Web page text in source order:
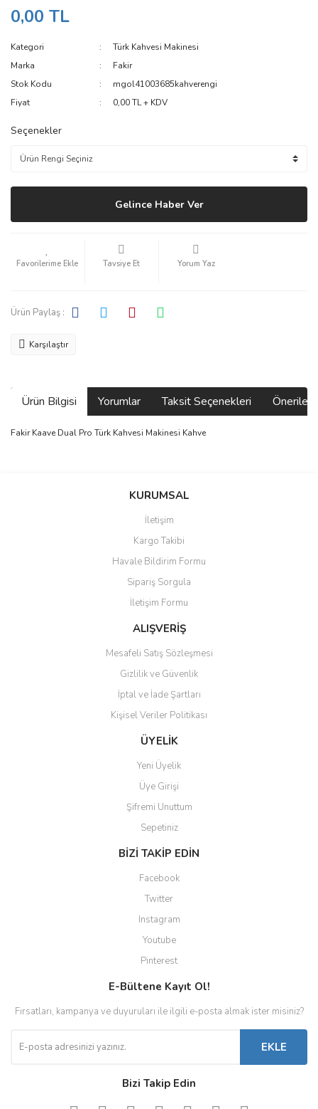
0,00 TL
Kategori
Türk Kahvesi Makinesi
Marka
Fakir
Stok Kodu
mgol41003685kahverengi
Fiyat
0,00 TL + KDV
Seçenekler
Gelince Haber Ver
Tavsiye Et Yorum Yaz
Ürün Paylaş :
Karşılaştır
Ürün Bilgisi Yorumlar Taksit Seçenekleri
Fakir Kaave Dual Pro Türk Kahvesi Makinesi Kahve
Bu ürüne ilk yorumu siz yapın!
Ürün resmi kalitesiz, bozuk veya görüntülenemiyor.
Ürün açıklamasında eksik bilgiler bulunuyor.
Ürün bilgilerinde hatalar bulunuyor.
Ürün fiyatı diğer sitelerden daha pahalı.
Bu ürüne benzer farklı alternatifler olmalı.
Gönder
KURUMSAL
İletişim
Kargo Takibi
Havale Bildirim Formu
Sipariş Sorgula
İletişim Formu
ALIŞVERİŞ
Mesafeli Satış Sözleşmesi
Gizlilik ve Güvenlik
İptal ve İade Şartları
Kişisel Veriler Politikası
ÜYELİK
Yeni Üyelik
Üye Girişi
Şifremi Unuttum
Sepetiniz
BİZİ TAKİP EDİN
Facebook
Twitter
Instagram
Youtube
Pinterest
E-Bültene Kayıt Ol!
Fırsatları, kampanya ve duyuruları ile ilgili e-posta almak ister misiniz?
EKLE
Bizi Takip Edin